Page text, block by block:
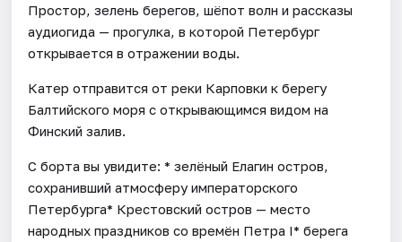
Простор, зелень берегов, шёпот волн и рассказы
аудиогида — прогулка, в которой Петербург
открывается в отражении воды.
Катер отправится от реки Карповки к берегу
Балтийского моря с открывающимся видом на
Финский залив.
С борта вы увидите: * зелёный Елагин остров,
сохранивший атмосферу императорского
Петербурга* Крестовский остров — место
народных праздников со времён Петра I* берега